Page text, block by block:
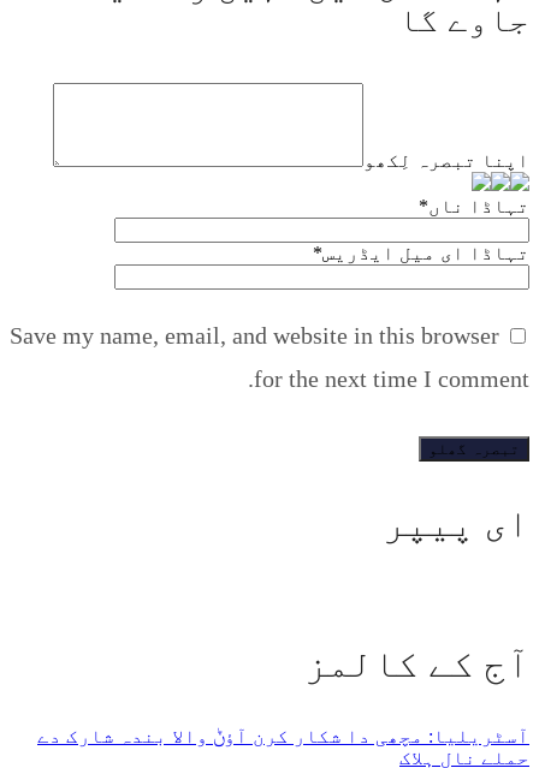
جاوے گا
اپنا تبصرہ لِکھو
تہاڈا ناں*
تہاڈا ای میل ایڈریس*
Save my name, email, and website in this browser
for the next time I comment.
ای پیپر
آج کے کالمز
آسٹریلیا: مچھی دا شکار کرن آؤݨ والا بندہ شارک دے
حملے نال ہلاک